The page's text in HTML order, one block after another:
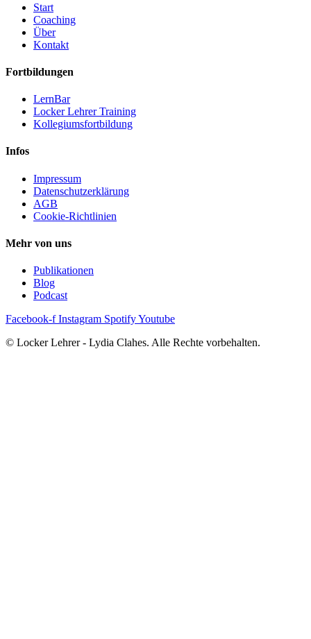
Start
Coaching
Über
Kontakt
Fortbildungen
LernBar
Locker Lehrer Training
Kollegiumsfortbildung
Infos
Impressum
Datenschutzerklärung
AGB
Cookie-Richtlinien
Mehr von uns
Publikationen
Blog
Podcast
Facebook-f Instagram SpotifyYoutube
© Locker Lehrer - Lydia Clahes. Alle Rechte vorbehalten.